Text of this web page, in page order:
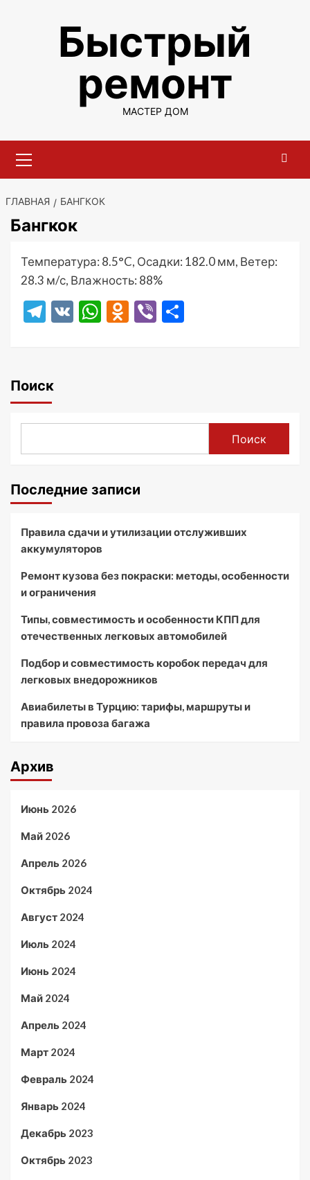
содержимомуБыстрый
ремонт
МАСТЕР ДОМ
меню
ГЛАВНАЯ БАНГКОК
Бангкок
Температура: 8.5°C, Осадки: 182.0 мм, Ветер:
28.3 м/с, Влажность: 88%
Telegram
VK WhatsApp
Odnoklassniki
Viber
Поиск
Поиск
Последние записи
Правила сдачи и утилизации отслуживших
аккумуляторов
Ремонт кузова без покраски: методы, особенности
и ограничения
Типы, совместимость и особенности КПП для
отечественных легковых автомобилей
Подбор и совместимость коробок передач для
легковых внедорожников
Авиабилеты в Турцию: тарифы, маршруты и
правила провоза багажа
Архив
Июнь 2026
Май 2026
Апрель 2026
Октябрь 2024
Август 2024
Июль 2024
Июнь 2024
Май 2024
Апрель 2024
Март 2024
Февраль 2024
Январь 2024
Декабрь 2023
Октябрь 2023